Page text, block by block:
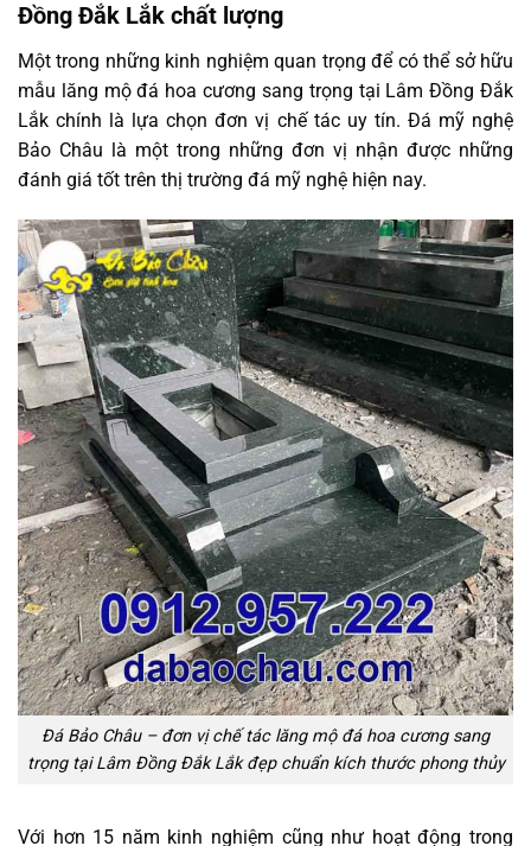
Đồng Đắk Lắk chất lượng
Một trong những kinh nghiệm quan trọng để có thể sở hữu
mẫu lăng mộ đá hoa cương sang trọng tại Lâm Đồng Đắk
Lắk chính là lựa chọn đơn vị chế tác uy tín. Đá mỹ nghệ
Bảo Châu là một trong những đơn vị nhận được những
đánh giá tốt trên thị trường đá mỹ nghệ hiện nay.
Đá Bảo Châu – đơn vị chế tác lăng mộ đá hoa cương sang
trọng tại Lâm Đồng Đắk Lắk đẹp chuẩn kích thước phong thủy
Với hơn 15 năm kinh nghiệm cũng như hoạt động trong